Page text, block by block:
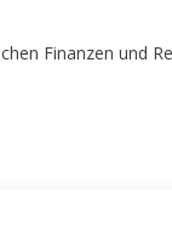
Finanzen und